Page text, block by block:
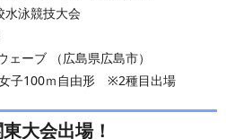
水泳競技大会
ーブ （広島県広島市）
子100ｍ自由形 ※2種目出場
大会出場！